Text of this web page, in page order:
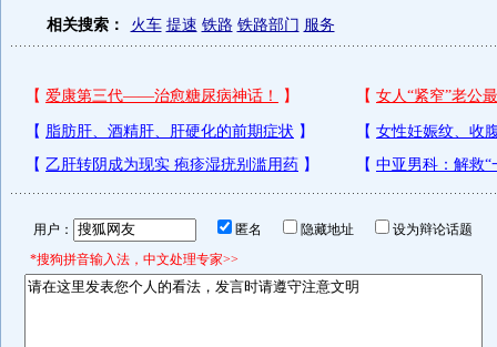
相关搜索： 火车 提速 铁路 铁路部门 服务
用户： 匿名 隐藏地址
设为辩论话题
*搜狗拼音输入法，中文处理专家>>